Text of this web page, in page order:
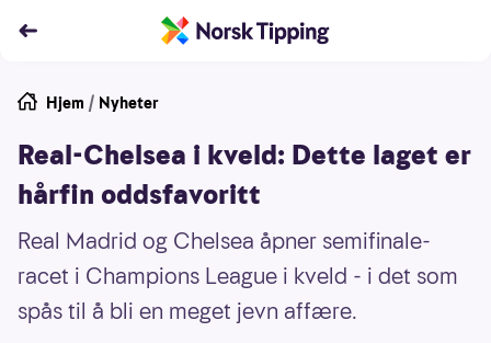
Hjem / Nyheter
Real-Chelsea i kveld: Dette laget er
hårfin oddsfavoritt
Real Madrid og Chelsea åpner semifinale-
racet i Champions League i kveld - i det som
spås til å bli en meget jevn affære.